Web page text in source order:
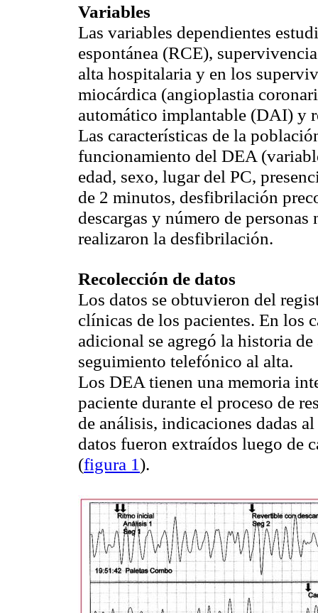
Variables
Las variables dependientes
espontánea (RCE),
alta hospitalaria y en los
miocárdica (angioplastia
automático implantable (DAI) y
Las características de la
funcionamiento del DEA
edad, sexo, lugar del PC,
de 2 minutos, desfibrilación
descargas y número de
realizaron la desfibrilación.
Recolección de datos
Los datos se obtuvieron del
clínicas de los pacientes. En los
adicional se agregó la historia
seguimiento telefónico al alta.
Los DEA tienen una memoria
paciente durante el proceso de
de análisis, indicaciones dadas
datos fueron extraídos luego de
(figura 1).